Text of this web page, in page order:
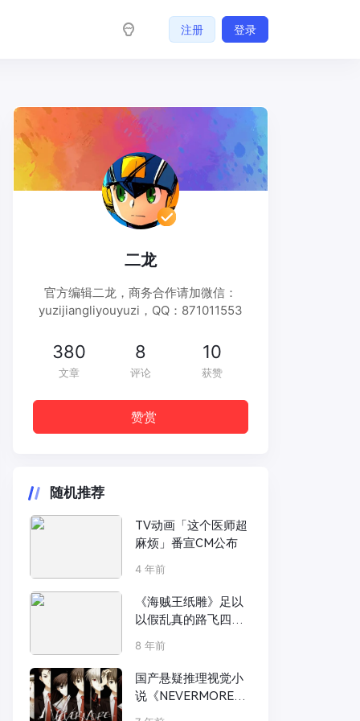
注册 登录
二龙
官方编辑二龙，商务合作请加微信：
yuzijiangliyouyuzi，QQ：871011553
380
文章
8
评论
10
获赞
赞赏
随机推荐
TV动画「这个医师超
麻烦」番宣CM公布
4 年前
《海贼王纸雕》足以
以假乱真的路飞四档
纸雕
8 年前
国产悬疑推理视觉小
说《NEVERMORE》
近期即将发布